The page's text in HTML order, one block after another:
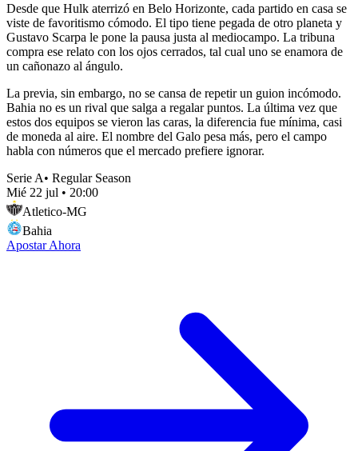
Desde que Hulk aterrizó en Belo Horizonte, cada partido en casa se
viste de favoritismo cómodo. El tipo tiene pegada de otro planeta y
Gustavo Scarpa le pone la pausa justa al mediocampo. La tribuna
compra ese relato con los ojos cerrados, tal cual uno se enamora de
un cañonazo al ángulo.
La previa, sin embargo, no se cansa de repetir un guion incómodo.
Bahia no es un rival que salga a regalar puntos. La última vez que
estos dos equipos se vieron las caras, la diferencia fue mínima, casi
de moneda al aire. El nombre del Galo pesa más, pero el campo
habla con números que el mercado prefiere ignorar.
Serie A• Regular Season
Mié 22 jul • 20:00
Atletico-MG
Bahia
Apostar Ahora